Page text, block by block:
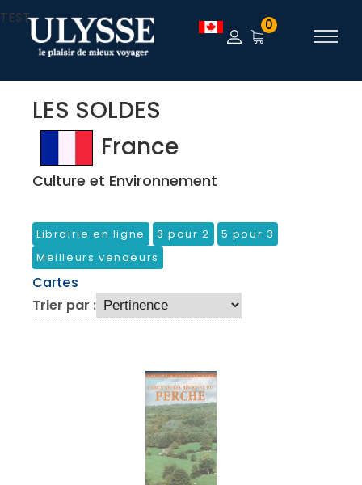
TEST 0
LES SOLDES
France
Culture et Environnement
Librairie en ligne 3 pour 2
5 pour 3
Meilleurs vendeurs
Cartes
Trier par :